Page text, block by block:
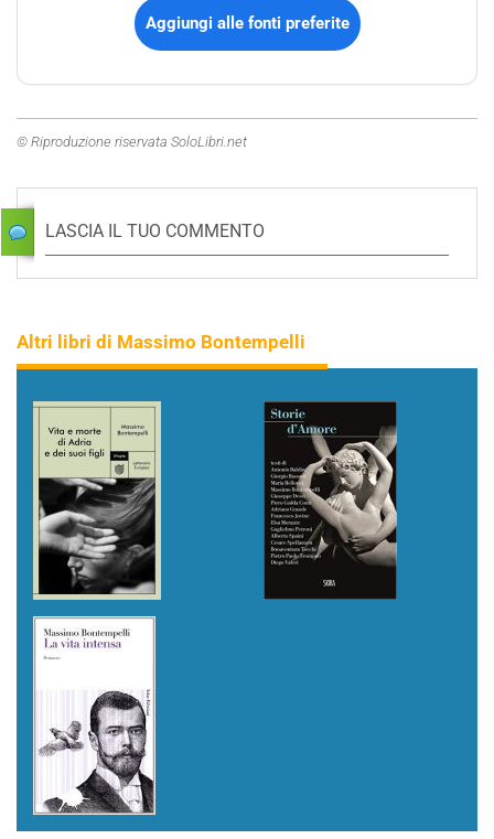
Aggiungi alle fonti preferite
© Riproduzione riservata SoloLibri.net
LASCIA IL TUO COMMENTO
Altri libri di Massimo Bontempelli